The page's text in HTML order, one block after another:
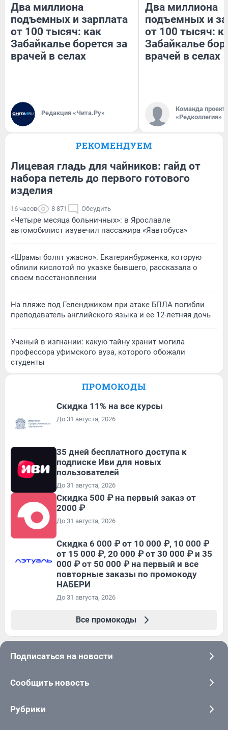
Два миллиона
подъемных и зарплата
от 100 тысяч: как
Забайкалье борется за
врачей в селах
Редакция «Чита.Ру»
Два миллиона
подъемных и
от 100 тысяч:
Забайкалье
врачей в селах
Команда
«Редколлегия»
РЕКОМЕНДУЕМ
Лицевая гладь для чайников: гайд от
набора петель до первого готового
изделия
16 часов 8 871 Обсудить
«Четыре месяца больничных»: в Ярославле
автомобилист изувечил пассажира «Яавтобуса»
«Шрамы болят ужасно». Екатеринбурженка, которую
облили кислотой по указке бывшего, рассказала о
своем восстановлении
На пляже под Геленджиком при атаке БПЛА погибли
преподаватель английского языка и ее 12-летняя дочь
Ученый в изгнании: какую тайну хранит могила
профессора уфимского вуза, которого обожали
студенты
ПРОМОКОДЫ
Скидка 11% на все курсы
До 31 августа, 2026
35 дней бесплатного доступа к
подписке Иви для новых
пользователей
До 31 августа, 2026
Скидка 500 ₽ на первый заказ от
2000 ₽
До 31 августа, 2026
Скидка 6 000 ₽ от 10 000 ₽, 10 000 ₽
от 15 000 ₽, 20 000 ₽ от 30 000 ₽ и 35
000 ₽ от 50 000 ₽ на первый и все
повторные заказы по промокоду
НАБЕРИ
До 31 августа, 2026
Все промокоды
Подписаться на новости
Сообщить новость
Рубрики